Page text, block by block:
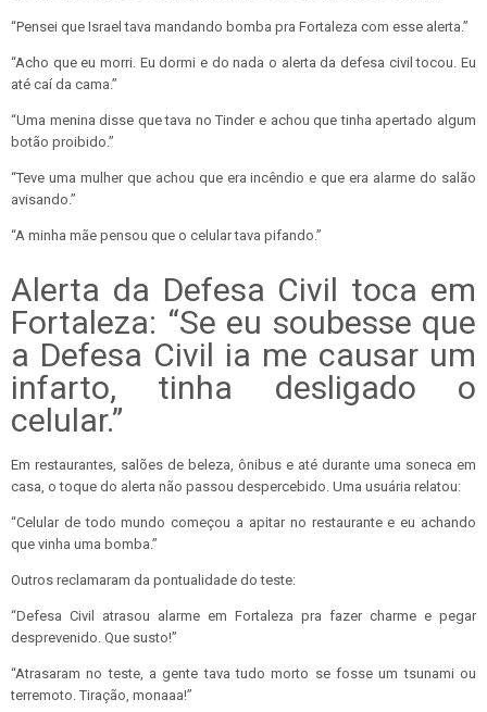
“Pensei que Israel tava mandando bomba pra Fortaleza com esse alerta.”
“Acho que eu morri. Eu dormi e do nada o alerta da defesa civil tocou. Eu
até caí da cama.”
“Uma menina disse que tava no Tinder e achou que tinha apertado algum
botão proibido.”
“Teve uma mulher que achou que era incêndio e que era alarme do salão
avisando.”
“A minha mãe pensou que o celular tava pifando.”
Alerta da Defesa Civil toca em
Fortaleza: “Se eu soubesse que
a Defesa Civil ia me causar um
infarto, tinha desligado o
celular.”
Em restaurantes, salões de beleza, ônibus e até durante uma soneca em
casa, o toque do alerta não passou despercebido. Uma usuária relatou:
“Celular de todo mundo começou a apitar no restaurante e eu achando
que vinha uma bomba.”
Outros reclamaram da pontualidade do teste:
“Defesa Civil atrasou alarme em Fortaleza pra fazer charme e pegar
desprevenido. Que susto!”
“Atrasaram no teste, a gente tava tudo morto se fosse um tsunami ou
terremoto. Tiração, monaaa!”